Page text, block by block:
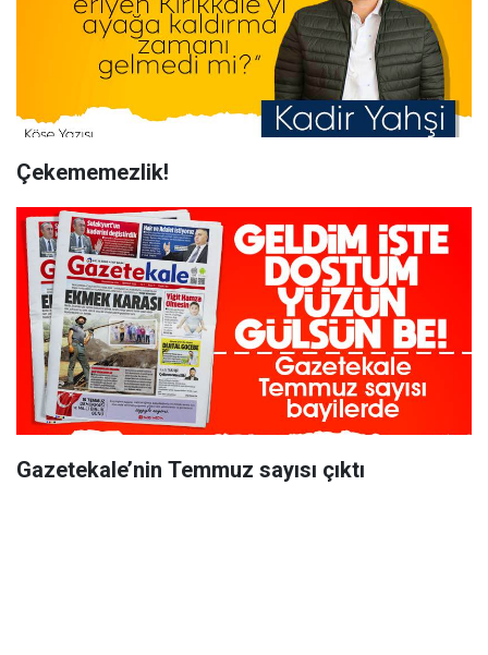
Çekememezlik!
Gazetekale’nin Temmuz sayısı çıktı